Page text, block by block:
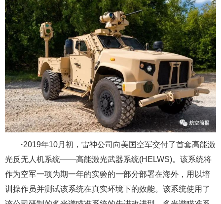
·2019年10月初，雷神公司向美国空军交付了首套高能激
光反无人机系统——高能激光武器系统(HELWS)。该系统将
作为空军一项为期一年的实验的一部分部署在海外，用以培
训操作员并测试该系统在真实环境下的效能。该系统使用了